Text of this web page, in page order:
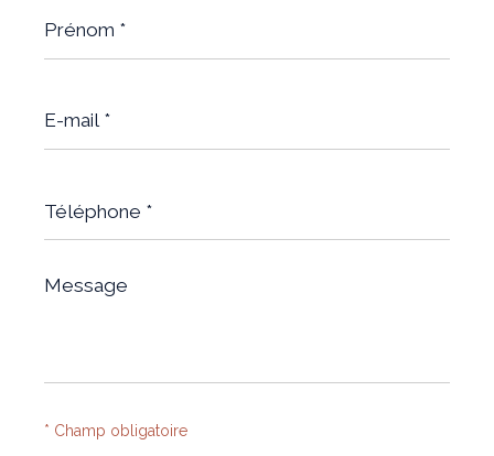
*
mail
*
*
Message
*
* Champ obligatoire